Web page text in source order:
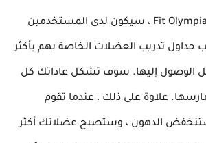
عند القدوم إلى Fit Olympia Pro ، سيكون لدى المستخدمين
جداول تدريب العضلات الخاصة بهم بأكثر
الوصول إليها. سوف تشكل عاداتك كل
علاوة على ذلك ، عندما تقوم
الدهون ، وستصبح عضلاتك أكثر